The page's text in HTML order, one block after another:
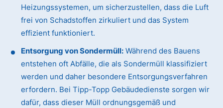
Heizungssystemen, um sicherzustellen, dass die Luft
frei von Schadstoffen zirkuliert und das System
effizient funktioniert.
Entsorgung von Sondermüll: Während des Bauens
entstehen oft Abfälle, die als Sondermüll klassifiziert
werden und daher besondere Entsorgungsverfahren
erfordern. Bei Tipp-Topp Gebäudedienste sorgen wir
dafür, dass dieser Müll ordnungsgemäß und